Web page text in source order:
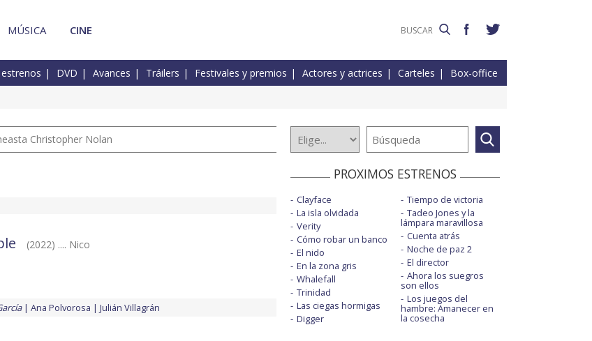
MÚSICA CINE
DVD Avances Tráilers Festivales y premios Actores y actrices Carteles Box-office
Christopher Nolan
(2022) .... Nico
Ana Polvorosa Julián Villagrán
PROXIMOS ESTRENOS
Clayface
La isla olvidada
Verity
Cómo robar un banco
El nido
En la zona gris
Whalefall
Trinidad
Las ciegas hormigas
Digger
Tiempo de victoria
Tadeo Jones y la
lámpara maravillosa
Cuenta atrás
Noche de paz 2
El director
Ahora los suegros
son ellos
Los juegos del
hambre: Amanecer en
la cosecha